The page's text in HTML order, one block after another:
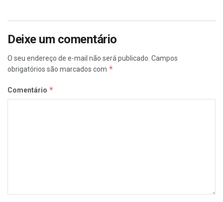
Deixe um comentário
O seu endereço de e-mail não será publicado. Campos
obrigatórios são marcados com *
Comentário *